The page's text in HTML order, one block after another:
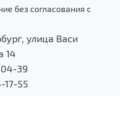
без согласования с
улица Васи
14
39
17-55